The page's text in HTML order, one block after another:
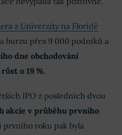
z Univerzity na Floridě
burzu přes 9 000 podniků a
dne obchodování
o 19 %.
IPO z posledních dvou
akcie v průběhu prvního
prvního roku pak byla